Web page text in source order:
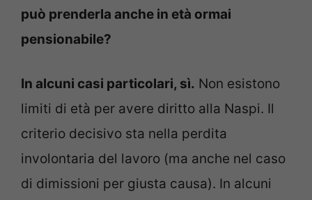
può prenderla anche in età ormai
pensionabile?
In alcuni casi particolari, sì. Non esistono
limiti di età per avere diritto alla Naspi. Il
criterio decisivo sta nella perdita
involontaria del lavoro (ma anche nel caso
di dimissioni per giusta causa). In alcuni